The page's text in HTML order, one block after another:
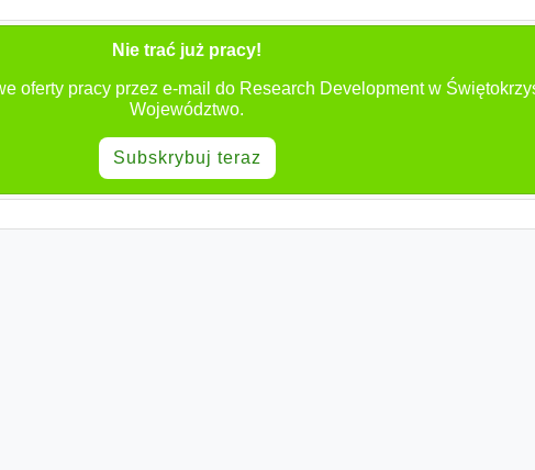
Nie trać już pracy!
oferty pracy przez e-mail do Research Development w
Województwo.
Subskrybuj teraz